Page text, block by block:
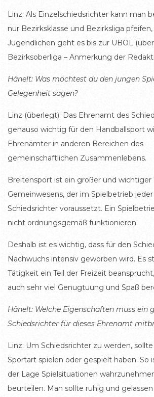
Linz: Als Einzelschiedsrichter kann man
nur Bezirksklasse und Bezirksliga pfeifen,
Jugendlichen geht es bis zur ÜBOL
Bezirksoberliga – Anmerkung der
Hänelt: Was möchtest du den jungen
Gelegenheit sagen?
Linz (überlegt): Das Ehrenamt des
genauso wichtig für den Handballsport
Ehrenämter in anderen Bereichen des
gemeinschaftlichen Zusammenlebens.
Breitensport ist ein großer und wichtiger
Gemeinwesens, der im Spielbetrieb
Schiedsrichter voraussetzt. Ein
nicht ordnungsgemäß funktionieren.
Deshalb ist es wichtig, dass für den
Nachwuchs intensiv geworben wird. Es
Tätigkeit ein Teil der Freizeit
auch sehr viel Genugtuung und Spaß
Hänelt: Welche Eigenschaften muss ein
Schiedsrichter für dieses Ehrenamt
Linz: Um Schiedsrichter zu werden,
Sportart spielen oder gespielt haben. So
der Lage Spielsituationen
beurteilen. Man sollte ruhig und